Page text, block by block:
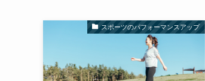
スポーツのパフォーマンスアップ